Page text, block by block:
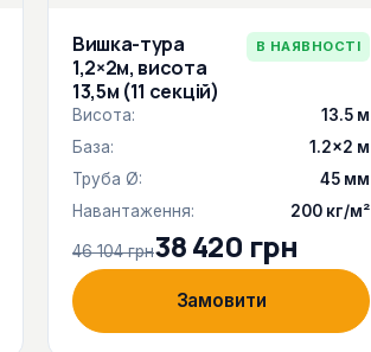
Вишка-тура
1,2×2м, висота
13,5м (11 секцій)
В НАЯВНОСТІ
Висота:
13.5 м
База:
1.2×2 м
Труба Ø:
45 мм
Навантаження:
200 кг/м²
46 104 грн38 420 грн
Замовити